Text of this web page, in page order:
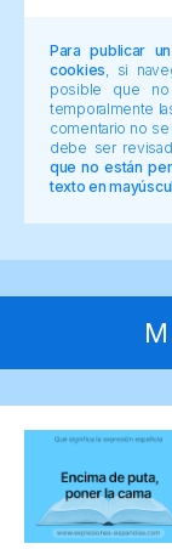
Para publicar
cookies , si
posible que no
temporalmente
comentario no
debe ser
que no están
texto en